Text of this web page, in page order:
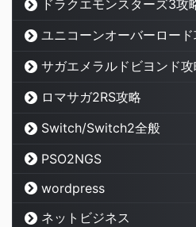
ドラクエモンスターズ3攻
ユニコーンオーバーロード
サガエメラルドビヨンド攻
ロマサガ2RS攻略
Switch/Switch2全般
PSO2NGS
wordpress
ネットビジネス